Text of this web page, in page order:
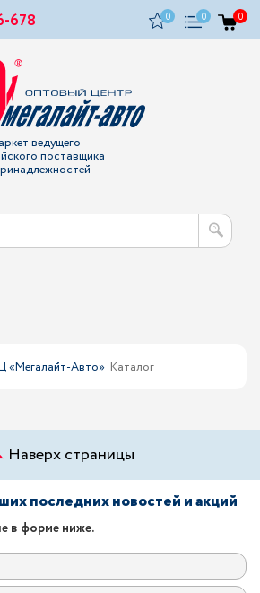
678 0 0 0
ведущего
поставщика
«Мегалайт-Авто» Каталог
Наверх страницы
последних новостей и акций
в форме ниже.